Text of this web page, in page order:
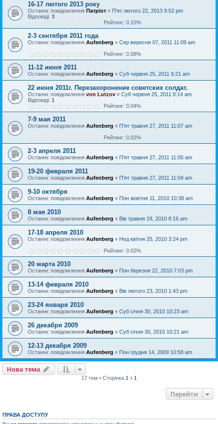
16-17 лютого 2013 року
Останнє повідомлення Патріот « П'ят лютого 22, 2013 9:52 pm
Відповіді: 3
Рейтинг: 0.15%
2-3 сентября 2011 года
Останнє повідомлення Aufenberg « Сер вересня 07, 2011 11:09 am
Рейтинг: 0.08%
11-12 июня 2011
Останнє повідомлення Aufenberg « Суб червня 25, 2011 9:21 am
22 июня 2011г. Перезахоронение советских солдат.
Останнє повідомлення von Lutzov « Суб червня 25, 2011 8:14 am
Відповіді: 1
Рейтинг: 0.04%
7-9 мая 2011
Останнє повідомлення Aufenberg « П'ят травня 27, 2011 11:07 am
Рейтинг: 0.02%
2-3 апреля 2011
Останнє повідомлення Aufenberg « П'ят травня 27, 2011 11:05 am
19-20 февраля 2011
Останнє повідомлення Aufenberg « П'ят травня 27, 2011 11:04 am
9-10 октября
Останнє повідомлення Aufenberg « Пон жовтня 11, 2010 10:38 am
8 мая 2010
Останнє повідомлення Aufenberg « Вів травня 18, 2010 8:16 am
17-18 апреля 2010
Останнє повідомлення Aufenberg « Нед квітня 25, 2010 3:24 pm
Рейтинг: 0.02%
20 марта 2010
Останнє повідомлення Aufenberg « Пон березня 22, 2010 7:03 pm
13-14 февраля 2010
Останнє повідомлення Aufenberg « Вів лютого 23, 2010 1:43 pm
23-24 января 2010
Останнє повідомлення Aufenberg « Суб січня 30, 2010 10:23 am
26 декабря 2009
Останнє повідомлення Aufenberg « Суб січня 30, 2010 10:21 am
12-13 декабря 2009
Останнє повідомлення Aufenberg « Пон грудня 14, 2009 10:58 am
Нова тема
17 тем • Сторінка 1 з 1
Перейти
ПРАВА ДОСТУПУ